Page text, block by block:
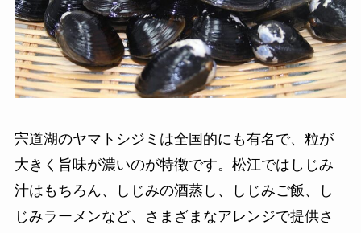
宍道湖のヤマトシジミは全国的にも有名で、粒が
大きく旨味が濃いのが特徴です。松江ではしじみ
汁はもちろん、しじみの酒蒸し、しじみご飯、し
じみラーメンなど、さまざまなアレンジで提供さ